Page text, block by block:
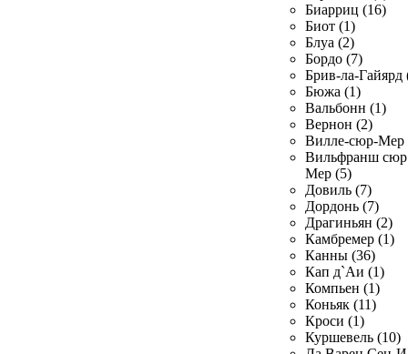
Биарриц (16)
Биот (1)
Блуа (2)
Бордо (7)
Брив-ла-Гайярд
Бюжа (1)
Вальбонн (1)
Вернон (2)
Вилле-сюр-Мер
Вильфранш сюр
Мер (5)
Довиль (7)
Дордонь (7)
Драгиньян (2)
Камбремер (1)
Канны (36)
Кап д`Аи (1)
Компьен (1)
Коньяк (11)
Кроси (1)
Куршевель (10)